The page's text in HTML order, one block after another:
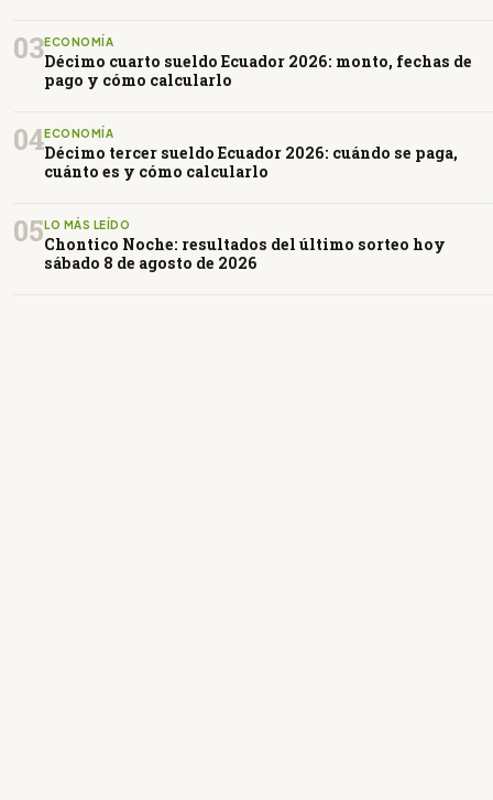
03ECONOMÍA
Décimo cuarto sueldo Ecuador 2026: monto, fechas de
pago y cómo calcularlo
04ECONOMÍA
Décimo tercer sueldo Ecuador 2026: cuándo se paga,
cuánto es y cómo calcularlo
05LO MÁS LEÍDO
Chontico Noche: resultados del último sorteo hoy
sábado 8 de agosto de 2026